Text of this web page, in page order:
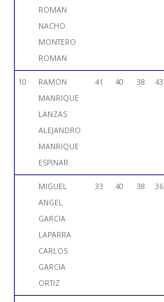
ROMAN
NACHO
MONTERO
ROMAN
10
RAMON
MANRIQUE
LANZAS
ALEJANDRO
MANRIQUE
ESPINAR
41 40 38 43
MIGUEL
ANGEL
GARCIA
LAPARRA
CARLOS
GARCIA
ORTIZ
33 40 38 36